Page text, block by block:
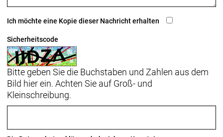
Ich möchte eine Kopie dieser Nachricht erhalten
Sicherheitscode
Bitte geben Sie die Buchstaben und Zahlen aus dem
Bild hier ein. Achten Sie auf Groß- und
Kleinschreibung.